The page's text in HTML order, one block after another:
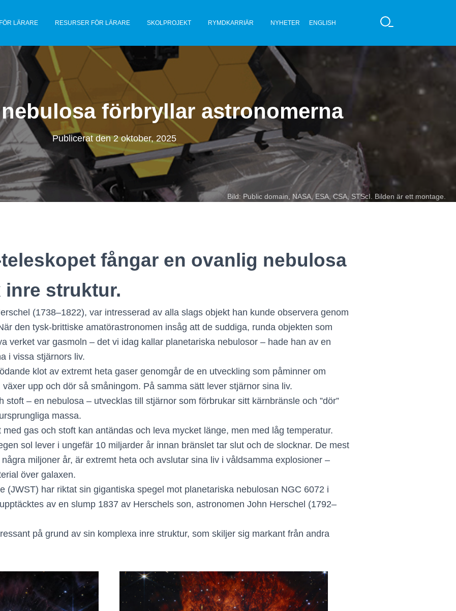
FÖR LÄRARE RESURSER FÖR LÄRARE SKOLPROJEKT RYMDKARRIÄR NYHETER ENGLISH
S
förbryllar astronomerna
Publicerat den2 oktober, 2025
Bild: Public domain, NASA, ESA, CSA, STScI. Bilden är ett montage.
fångar en ovanlig nebulosa
inre struktur.
(1738–1822), var intresserad av alla slags objekt han kunde observera genom
den tysk-brittiske amatörastronomen insåg att de suddiga, runda objekten som
verket var gasmoln – det vi idag kallar planetariska nebulosor – hade han av en
i vissa stjärnors liv.
klot av extremt heta gaser genomgår de en utveckling som påminner om
upp och dör så småningom. På samma sätt lever stjärnor sina liv.
stoft – en nebulosa – utvecklas till stjärnor som förbrukar sitt kärnbränsle och ”dör”
massa.
gas och stoft kan antändas och leva mycket länge, men med låg temperatur.
sol lever i ungefär 10 miljarder år innan bränslet tar slut och de slocknar. De mest
miljoner år, är extremt heta och avslutar sina liv i våldsamma explosioner –
över galaxen.
(JWST) har riktat sin gigantiska spegel mot planetariska nebulosan NGC 6072 i
av en slump 1837 av Herschels son, astronomen John Herschel (1792–
på grund av sin komplexa inre struktur, som skiljer sig markant från andra